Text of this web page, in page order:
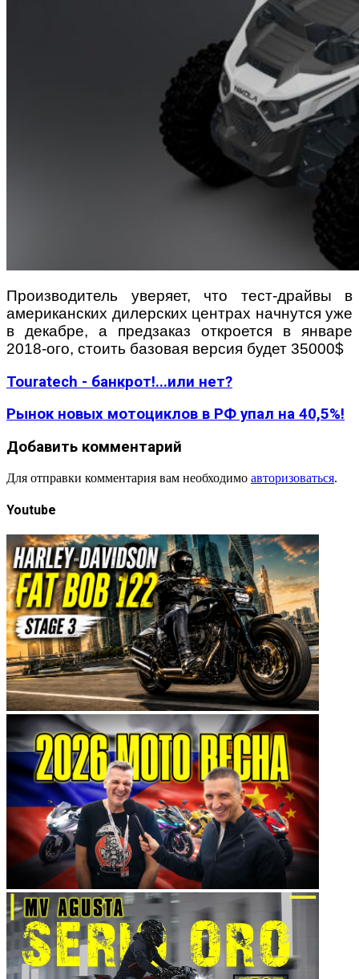
Производитель уверяет, что тест-драйвы в
американских дилерских центрах начнутся уже
в декабре, а предзаказ откроется в январе
2018-ого, стоить базовая версия будет 35000$
Touratech - банкрот!...или нет?
Рынок новых мотоциклов в РФ упал на 40,5%!
Добавить комментарий
Для отправки комментария вам необходимо авторизоваться.
Youtube